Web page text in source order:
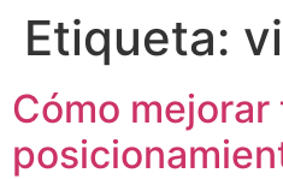
Etiqueta:
Cómo mejorar